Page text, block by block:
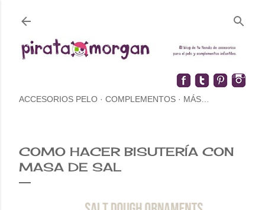
ACCESORIOS PELO COMPLEMENTOS MÁS…
COMO HACER BISUTERÍA CON
MASA DE SAL